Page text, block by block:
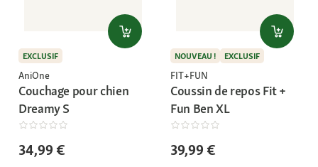
EXCLUSIF
AniOne
Couchage pour chien
Dreamy S
34,99 €
NOUVEAU ! EXCLUSIF
FIT+FUN
Coussin de repos Fit +
Fun Ben XL
39,99 €